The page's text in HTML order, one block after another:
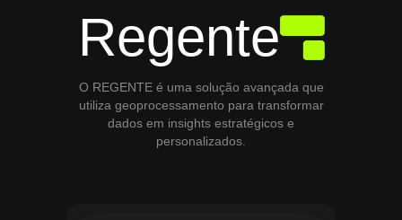
Regente
O REGENTE é uma solução avançada que
utiliza geoprocessamento para transformar
dados em insights estratégicos e
personalizados.